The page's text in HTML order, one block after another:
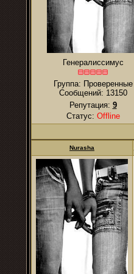
Генералиссимус
Группа: Проверенные
Сообщений: 13150
Репутация: 9
Статус: Offline
Nurаsha